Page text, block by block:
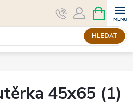
HLEDAT
NÁKUPNÍ
KOŠÍK
45x65 (1)